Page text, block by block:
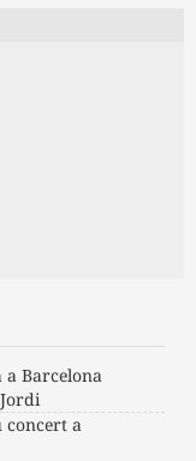
a Barcelona
concert a